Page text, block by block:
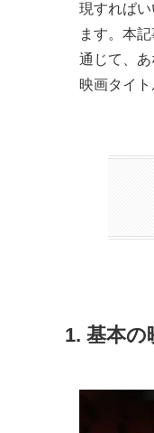
現すればい
ます。本
通じて、
映画タイト
1. 基本の